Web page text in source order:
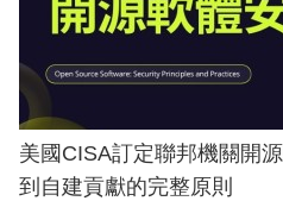
美國CISA訂定聯邦機關開
到自建貢獻的完整原則